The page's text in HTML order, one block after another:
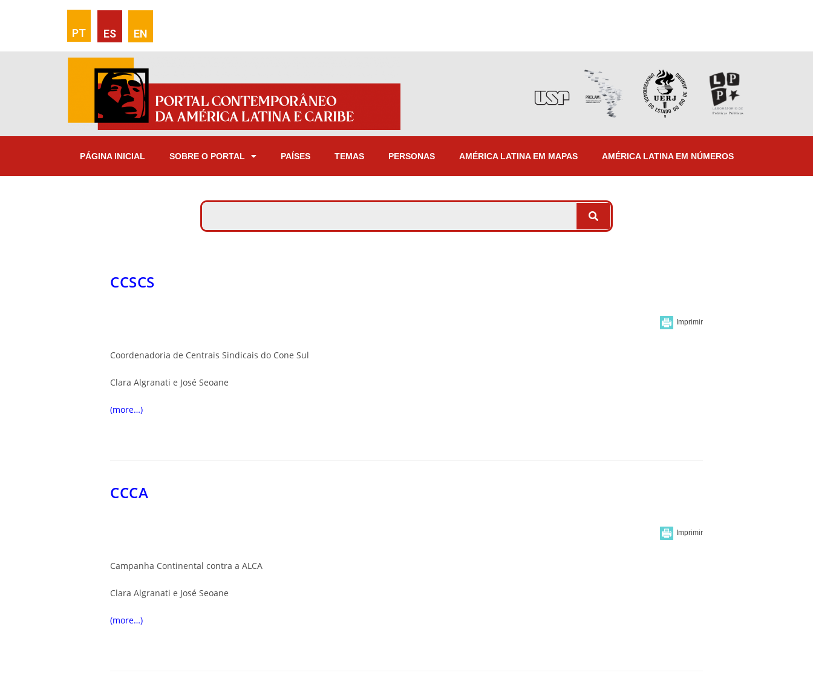
PT ES EN
PÁGINA INICIAL SOBRE O PORTAL PAÍSES TEMAS PERSONAS AMÉRICA LATINA EM MAPAS AMÉRICA LATINA EM NÚMEROS
CCSCS
Coordenadoria de Centrais Sindicais do Cone Sul
Clara Algranati e José Seoane
(more…)
CCCA
Campanha Continental contra a ALCA
Clara Algranati e José Seoane
(more…)